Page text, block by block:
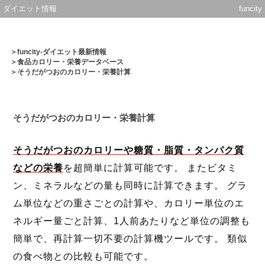
ダイエット情報 funcity
＞funcity-ダイエット最新情報
＞食品カロリー・栄養データベース
＞そうだがつおのカロリー・栄養計算
そうだがつおのカロリー・栄養計算
そうだがつおのカロリーや糖質・脂質・タンパク質
などの栄養を超簡単に計算可能です。 またビタミ
ン、ミネラルなどの量も同時に計算できます。 グラ
ム単位などの重さごとの計算や、カロリー単位のエ
ネルギー量ごと計算、1人前あたりなど単位の調整も
簡単で、再計算一切不要の計算機ツールです。 類似
の食べ物との比較も可能です。